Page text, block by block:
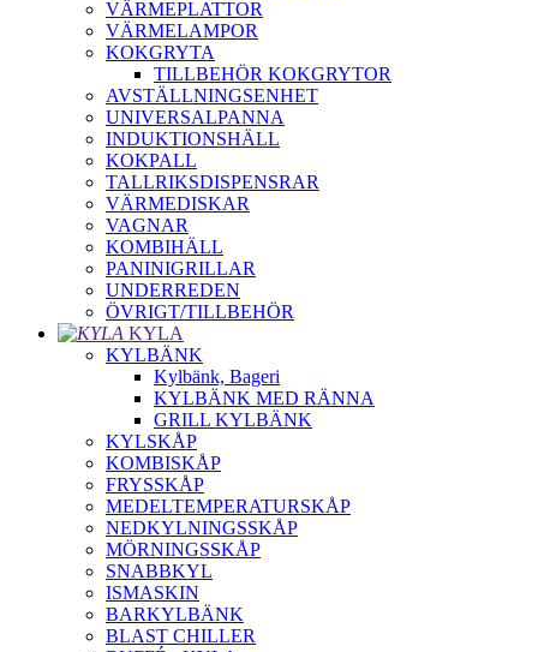
VÄRMEPLATTOR
VÄRMELAMPOR
KOKGRYTA
TILLBEHÖR KOKGRYTOR
AVSTÄLLNINGSENHET
UNIVERSALPANNA
INDUKTIONSHÄLL
KOKPALL
TALLRIKSDISPENSRAR
VÄRMEDISKAR
VAGNAR
KOMBIHÄLL
PANINIGRILLAR
UNDERREDEN
ÖVRIGT/TILLBEHÖR
KYLA
KYLBÄNK
Kylbänk, Bageri
KYLBÄNK MED RÄNNA
GRILL KYLBÄNK
KYLSKÅP
KOMBISKÅP
FRYSSKÅP
MEDELTEMPERATURSKÅP
NEDKYLNINGSSKÅP
MÖRNINGSSKÅP
SNABBKYL
ISMASKIN
BARKYLBÄNK
BLAST CHILLER